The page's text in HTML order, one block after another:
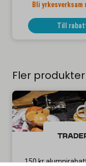
Bli yrkesverksam
Till
Fler
150 kr